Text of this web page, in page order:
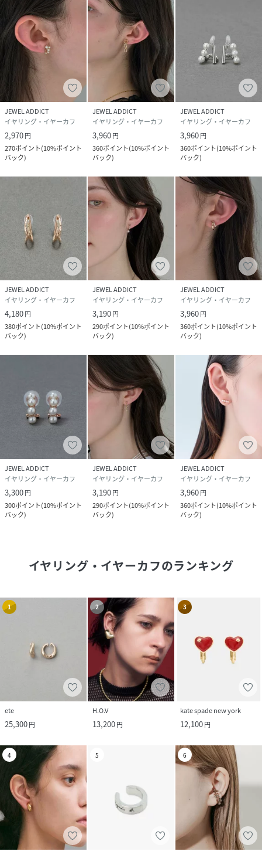
JEWEL ADDICT
イヤリング・イヤーカフ
2,970円
270ポイント(10%ポイント
バック)
JEWEL ADDICT
イヤリング・イヤーカフ
3,960円
360ポイント(10%ポイント
バック)
JEWEL ADDICT
イヤリング・イヤーカフ
3,960円
360ポイント(10%ポイント
バック)
JEWEL ADDICT
イヤリング・イヤーカフ
4,180円
380ポイント(10%ポイント
バック)
JEWEL ADDICT
イヤリング・イヤーカフ
3,190円
290ポイント(10%ポイント
バック)
JEWEL ADDICT
イヤリング・イヤーカフ
3,960円
360ポイント(10%ポイント
バック)
JEWEL ADDICT
イヤリング・イヤーカフ
3,300円
300ポイント(10%ポイント
バック)
JEWEL ADDICT
イヤリング・イヤーカフ
3,190円
290ポイント(10%ポイント
バック)
JEWEL ADDICT
イヤリング・イヤーカフ
3,960円
360ポイント(10%ポイント
バック)
イヤリング・イヤーカフのランキング
1
ete
25,300円
2
H.O.V
13,200円
3
kate spade new york
12,100円
4 5 6